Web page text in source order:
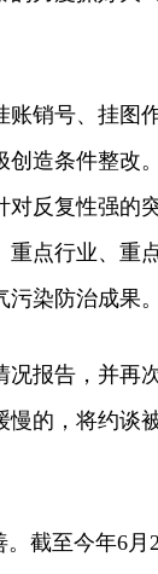
销号、挂图
造条件整改。
对反复性强的
重点行业、重
染防治成果。
报告，并再
慢的，将约谈
截至今年6月